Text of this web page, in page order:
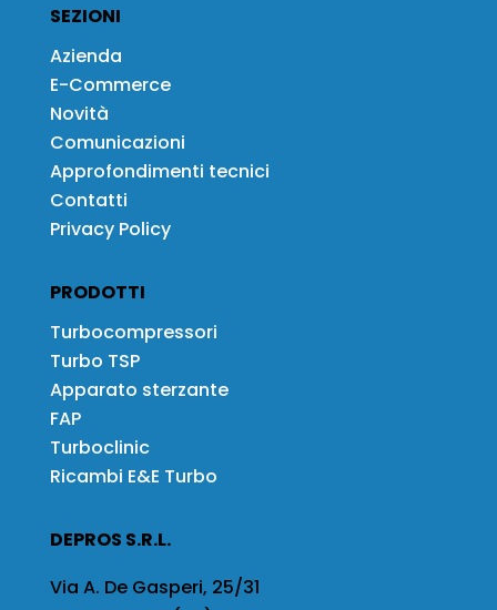
SEZIONI
Azienda
E-Commerce
Novità
Comunicazioni
Approfondimenti tecnici
Contatti
Privacy Policy
PRODOTTI
Turbocompressori
Turbo TSP
Apparato sterzante
FAP
Turboclinic
Ricambi E&E Turbo
DEPROS S.R.L.
Via A. De Gasperi, 25/31